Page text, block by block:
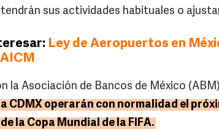
sus actividades habituales o
Ley de Aeropuertos en
la Asociación de Bancos de México
CDMX operarán con normalidad el
la Copa Mundial de la FIFA.